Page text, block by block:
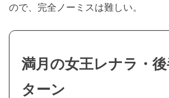
ので、完全ノーミスは難しい。
満月の女王レナラ・
ターン